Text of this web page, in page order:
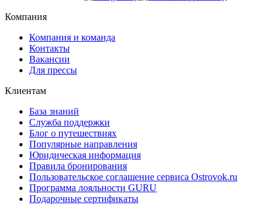
Компания
Компания и команда
Контакты
Вакансии
Для прессы
Клиентам
База знаний
Служба поддержки
Блог о путешествиях
Популярные направления
Юридическая информация
Правила бронирования
Пользовательское соглашение сервиса Ostrovok.ru
Программа лояльности GURU
Подарочные сертификаты